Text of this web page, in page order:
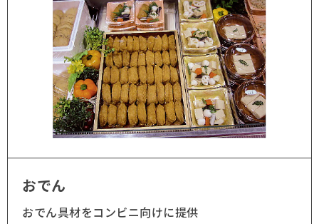
おでん
おでん具材をコンビニ向けに提供